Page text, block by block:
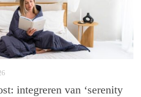
integreren van ‘serenity